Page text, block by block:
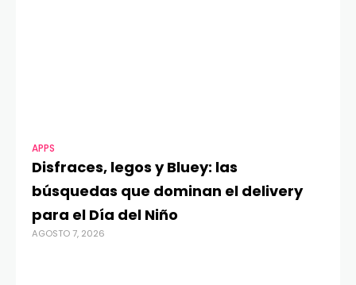
APPS
Disfraces, legos y Bluey: las
búsquedas que dominan el delivery
para el Día del Niño
AGOSTO 7, 2026